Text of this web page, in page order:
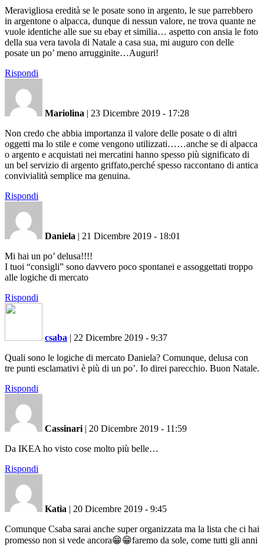
Meravigliosa eredità se le posate sono in argento, le sue parrebbero
in argentone o alpacca, dunque di nessun valore, ne trova quante ne
vuole identiche alle sue su ebay et similia… aspetto con ansia le foto
della sua vera tavola di Natale a casa sua, mi auguro con delle
posate un po’ meno arrugginite…Auguri!
Rispondi
Mariolina | 23 Dicembre 2019 - 17:28
Non credo che abbia importanza il valore delle posate o di altri
oggetti ma lo stile e come vengono utilizzati……anche se di alpacca
o argento e acquistati nei mercatini hanno spesso più significato di
un bel servizio di argento griffato,perché spesso raccontano di antica
convivialità semplice ma genuina.
Rispondi
Daniela | 21 Dicembre 2019 - 18:01
Mi hai un po’ delusa!!!!
I tuoi “consigli” sono davvero poco spontanei e assoggettati troppo
alle logiche di mercato
Rispondi
csaba | 22 Dicembre 2019 - 9:37
Quali sono le logiche di mercato Daniela? Comunque, delusa con
tre punti esclamativi è più di un po’. Io direi parecchio. Buon Natale.
Rispondi
Cassinari | 20 Dicembre 2019 - 11:59
Da IKEA ho visto cose molto più belle…
Rispondi
Katia | 20 Dicembre 2019 - 9:45
Comunque Csaba sarai anche super organizzata ma la lista che ci hai
promesso non si vede ancora😁😁faremo da sole, come tutti gli anni